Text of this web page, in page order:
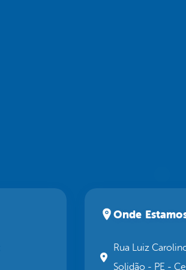
Onde
Rua Luiz
Solidão - PE -